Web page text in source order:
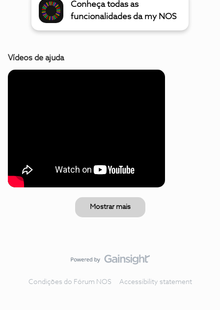
Conheça todas as
funcionalidades da my NOS
Vídeos de ajuda
Mostrar mais
Condições do Fórum NOS Accessibility statement